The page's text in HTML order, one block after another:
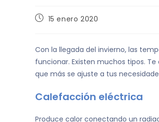
15 enero 2020
Con la llegada del invierno, las
funcionar. Existen muchos tipos.
que más se ajuste a tus
Calefacción eléctrica
Produce calor conectando un